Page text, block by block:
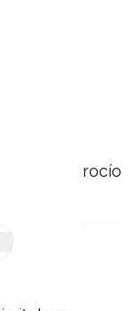
rocío